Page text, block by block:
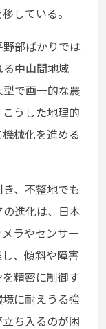
している。
部ばかりでは
中山間地域
で画一的な農
うした地理的
械化を進める
、不整地でも
進化は、日本
ラやセンサー
、傾斜や障害
精密に制御す
に耐えうる強
ち入るのが困